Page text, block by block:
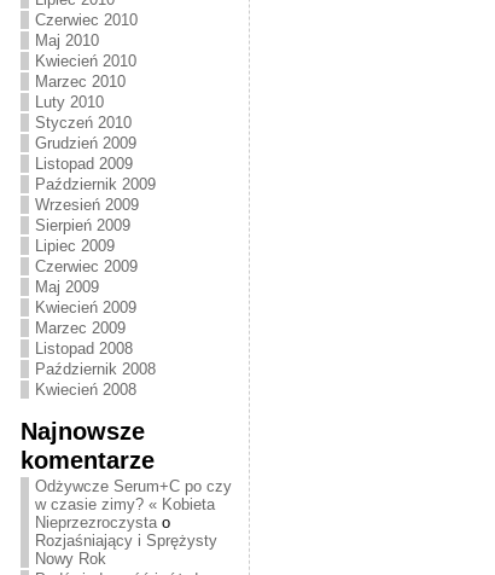
Czerwiec 2010
Maj 2010
Kwiecień 2010
Marzec 2010
Luty 2010
Styczeń 2010
Grudzień 2009
Listopad 2009
Październik 2009
Wrzesień 2009
Sierpień 2009
Lipiec 2009
Czerwiec 2009
Maj 2009
Kwiecień 2009
Marzec 2009
Listopad 2008
Październik 2008
Kwiecień 2008
Najnowsze
komentarze
Odżywcze Serum+C po czy
w czasie zimy? « Kobieta
Nieprzezroczystao
Rozjaśniający i Sprężysty
Nowy Rok